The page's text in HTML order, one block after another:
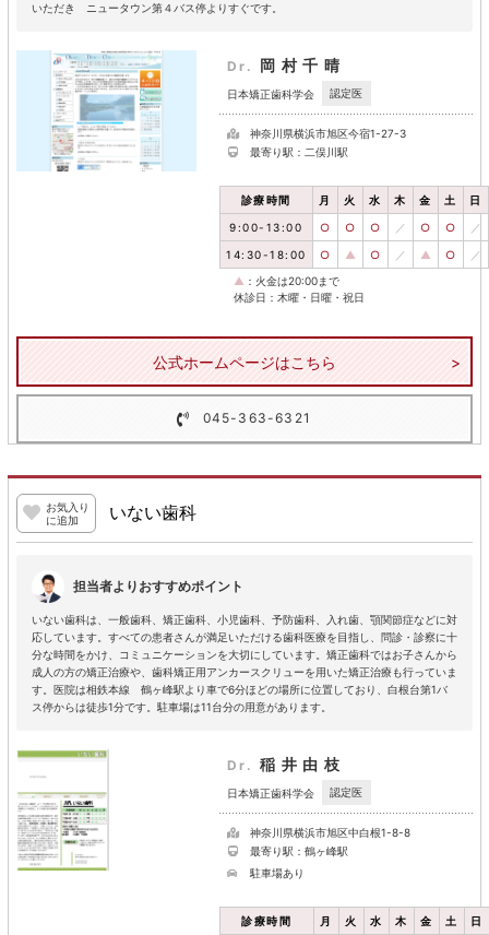
いただき ニュータウン第４バス停よりすぐです。
Dr. 岡村千晴
日本矯正歯科学会 認定医
神奈川県横浜市旭区今宿1-27-3
最寄り駅：二俣川駅
診療時間 月 火 水 木 金 土 日
9:00-13:00 ○ ○ ○ ／ ○ ○ ／
14:30-18:00 ○ ▲ ○ ／ ▲ ○ ／
▲ ：火金は20:00まで
休診日：木曜・日曜・祝日
公式ホームページはこちら
045-363-6321
お気入り
に追加
いない歯科
担当者よりおすすめポイント
いない歯科は、一般歯科、矯正歯科、小児歯科、予防歯科、入れ歯、顎関節症などに対
応しています。すべての患者さんが満足いただける歯科医療を目指し、問診・診察に十
分な時間をかけ、コミュニケーションを大切にしています。矯正歯科ではお子さんから
成人の方の矯正治療や、歯科矯正用アンカースクリューを用いた矯正治療も行っていま
す。医院は相鉄本線 鶴ヶ峰駅より車で6分ほどの場所に位置しており、白根台第1バ
ス停からは徒歩1分です。駐車場は11台分の用意があります。
Dr. 稲井由枝
日本矯正歯科学会 認定医
神奈川県横浜市旭区中白根1-8-8
最寄り駅：鶴ヶ峰駅
駐車場あり
診療時間 月 火 水 木 金 土 日